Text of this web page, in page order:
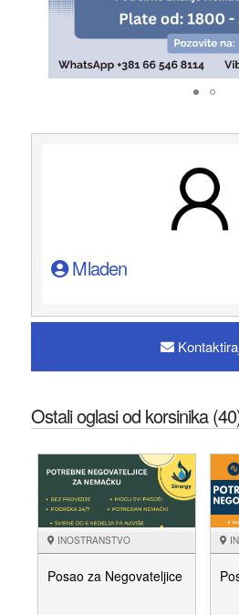
Mladen
Ostali oglasi od korsinika
INOSTRANSTVO
Posao za Negovateljice